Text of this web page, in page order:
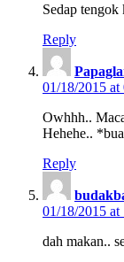
Sedap
Reply
01/18/2015 at
Owhhh..
Hehehe..
Reply
01/18/2015 at
dah makan..